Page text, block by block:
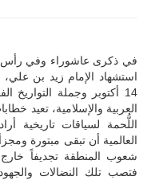
في ذكرى عاشوراء وفي رأس
14 أكتوبر وجملة التواريخ
العربية والإسلامية، تعيد
اللُّحمة لسياقات تاريخية
العالمية أن تبقى مبتورة
شعوب المنطقة تجديفاً
فتصب تلك النضالات